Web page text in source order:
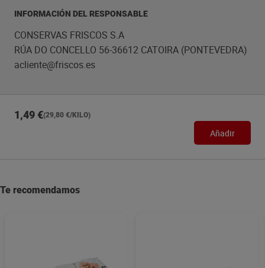
INFORMACIÓN DEL RESPONSABLE
CONSERVAS FRISCOS S.A
RÚA DO CONCELLO 56-36612 CATOIRA (PONTEVEDRA)
acliente@friscos.es
1,49 €(29,80 €/KILO)
Añadir
Te recomendamos